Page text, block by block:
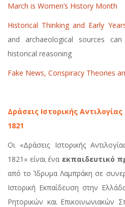
March is Women’s History Month
Historical Thinking and Early
and archaeological sources
historical reasoning
Fake News, Conspiracy Theories
Δράσεις Ιστορικής
1821
Οι «Δράσεις Ιστορικής
1821» είναι ένα εκπαιδευτικό
από το Ίδρυμα Λαμπράκη σε
Ιστορική Εκπαίδευση στην
Ρητορικών και Επικοινωνιακών